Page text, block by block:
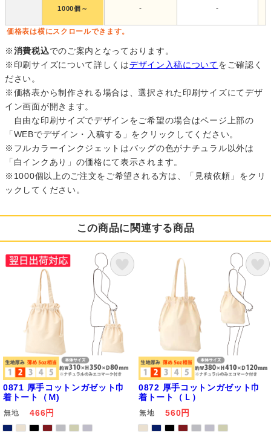
1000個～ - -
価格表は横にスクロールできます。
※消費税込でのご案内となっております。
※印刷サイズについて詳しくはデザイン入稿についてをご確認く
ださい。
※価格表から制作される場合は、選択された印刷サイズにてデザ
イン画面が開きます。
自由な印刷サイズでデザインをご希望の場合はページ上部の
「WEBでデザイン・入稿する」をクリックしてください。
※フルカラーインクジェットはバッグの色がナチュラル以外は
「白インクあり」の価格にて表示されます。
※1000個以上のご注文をご希望される方は、「見積依頼」をクリ
ックしてください。
この商品に関連する商品
0871 厚手コットンガゼット巾
着トート（Ｍ)
無地 466円
0872 厚手コットンガゼット巾
着トート（Ｌ）
無地 560円